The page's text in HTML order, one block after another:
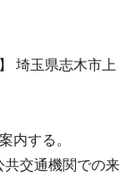
埼玉県志木市上
内する。
交通機関での来